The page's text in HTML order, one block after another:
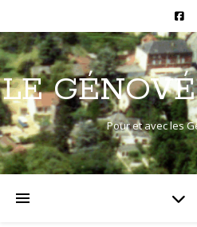
LE
Pour et avec les